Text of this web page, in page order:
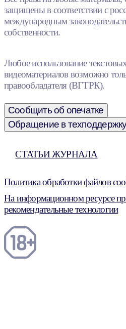
защищены в соответствии с
международным
собственности.
Любое использование
видеоматериалов возможно
правообладателя (ВГТРК).
Сообщить об опечатке
Обращение в
СТАТЬИ ЖУРНАЛА
Политика обработки файлов
На информационном ресурсе
рекомендательные технологии